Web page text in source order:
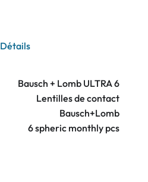
Détails
Bausch + Lomb ULTRA 6
Lentilles de contact
Bausch+Lomb
6 spheric monthly pcs